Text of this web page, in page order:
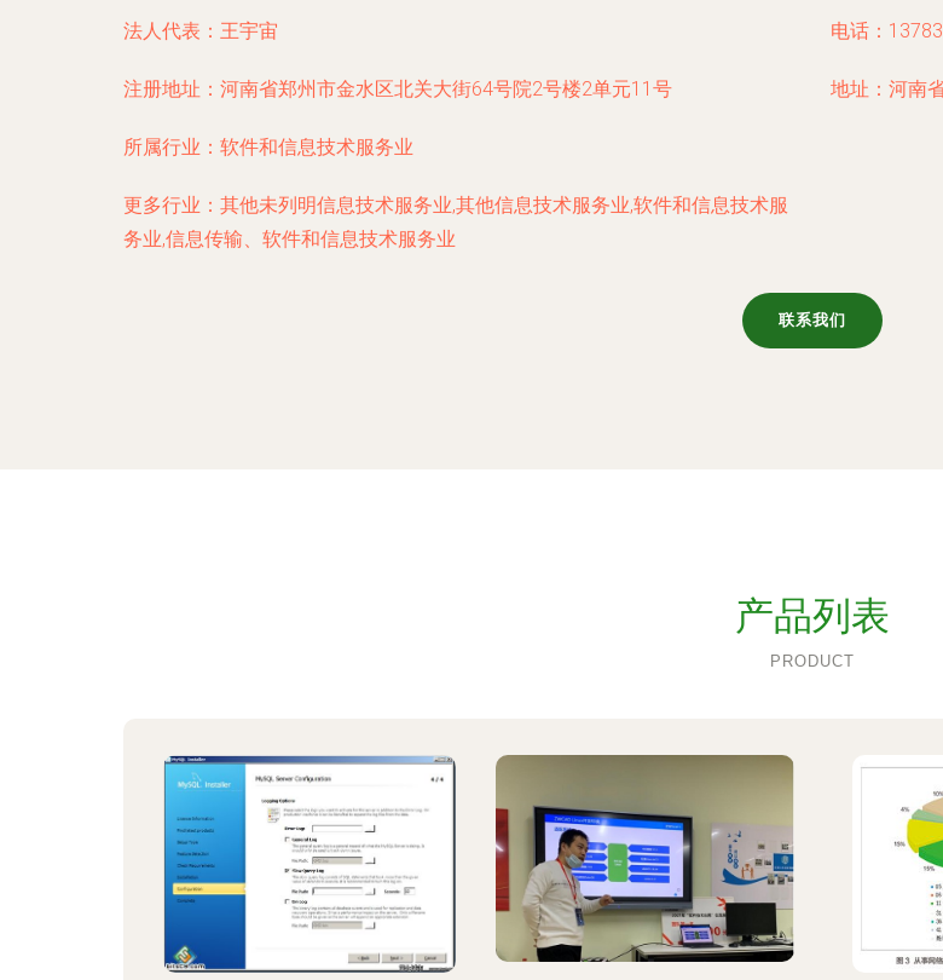
法人代表： 王宇宙
注册地址： 河南省郑州市金水区北关大街64号院2号楼2单元11号
所属行业： 软件和信息技术服务业
更多行业： 其他未列明信息技术服务业,其他信息技术服务业,软件和信息技术服
务业,信息传输、软件和信息技术服务业
电话：
地址：河南
联系我们
产品列表
PRODUCT